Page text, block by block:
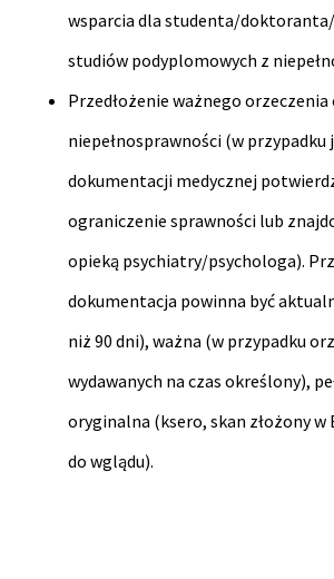
wsparcia dla studenta/doktoranta/
studiów podyplomowych z
Przedłożenie ważnego
niepełnosprawności (w przypadku
dokumentacji medycznej
ograniczenie sprawności lub
opieką psychiatry/psychologa).
dokumentacja powinna być
niż 90 dni), ważna (w przypadku
wydawanych na czas określony),
oryginalna (ksero, skan złożony w
do wglądu).